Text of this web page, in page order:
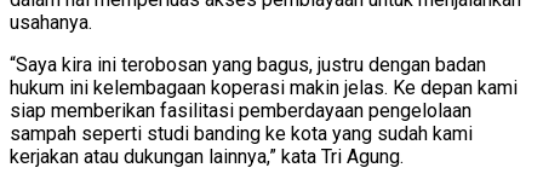
usahanya.
“Saya kira ini terobosan yang bagus, justru dengan badan
hukum ini kelembagaan koperasi makin jelas. Ke depan kami
siap memberikan fasilitasi pemberdayaan pengelolaan
sampah seperti studi banding ke kota yang sudah kami
kerjakan atau dukungan lainnya,” kata Tri Agung.